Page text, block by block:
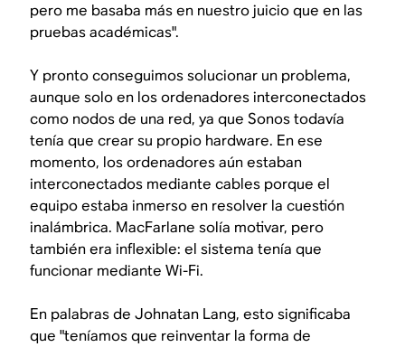
pero me basaba más en nuestro juicio que en las
pruebas académicas".
Y pronto conseguimos solucionar un problema,
aunque solo en los ordenadores interconectados
como nodos de una red, ya que Sonos todavía
tenía que crear su propio hardware. En ese
momento, los ordenadores aún estaban
interconectados mediante cables porque el
equipo estaba inmerso en resolver la cuestión
inalámbrica. MacFarlane solía motivar, pero
también era inflexible: el sistema tenía que
funcionar mediante Wi-Fi.
En palabras de Johnatan Lang, esto significaba
que "teníamos que reinventar la forma de